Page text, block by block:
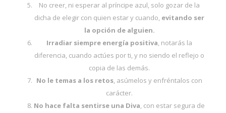
No creer, ni esperar al príncipe azul, solo gozar de la
dicha de elegir con quien estar y cuando, evitando ser
la opción de alguien.
Irradiar siempre energía positiva, notarás la
diferencia, cuando actúes por ti, y no siendo el reflejo o
copia de las demás.
No le temas a los retos, asúmelos y enfréntalos con
carácter.
No hace falta sentirse una Diva, con estar segura de